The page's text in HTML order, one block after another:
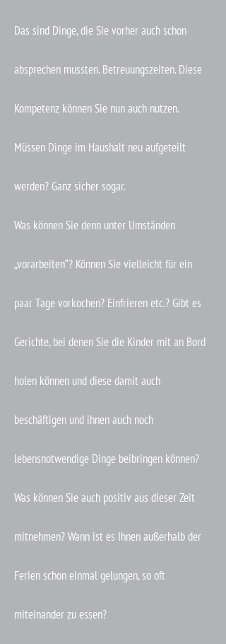
Das sind Dinge, die Sie vorher auch schon
absprechen mussten. Betreuungszeiten. Diese
Kompetenz können Sie nun auch nutzen.
Müssen Dinge im Haushalt neu aufgeteilt
werden? Ganz sicher sogar.
Was können Sie denn unter Umständen
„vorarbeiten“? Können Sie vielleicht für ein
paar Tage vorkochen? Einfrieren etc.? Gibt es
Gerichte, bei denen Sie die Kinder mit an Bord
holen können und diese damit auch
beschäftigen und ihnen auch noch
lebensnotwendige Dinge beibringen können?
Was können Sie auch positiv aus dieser Zeit
mitnehmen? Wann ist es Ihnen außerhalb der
Ferien schon einmal gelungen, so oft
miteinander zu essen?